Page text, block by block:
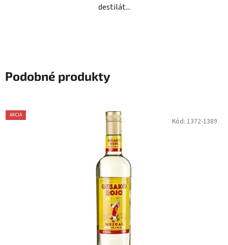
destilát...
Podobné produkty
AKCIA
Kód: 1372-1389